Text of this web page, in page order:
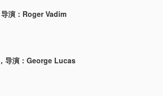
导演：Roger Vadim
导演：George Lucas